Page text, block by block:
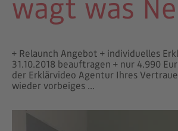
+ Relaunch Angebot + individuelles
31.10.2018 beauftragen + nur 4.990
der Erklärvideo Agentur Ihres
wieder vorbeiges ...